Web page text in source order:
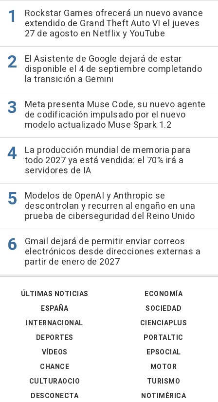
Rockstar Games ofrecerá un nuevo avance
extendido de Grand Theft Auto VI el jueves
27 de agosto en Netflix y YouTube
El Asistente de Google dejará de estar
disponible el 4 de septiembre completando
la transición a Gemini
Meta presenta Muse Code, su nuevo agente
de codificación impulsado por el nuevo
modelo actualizado Muse Spark 1.2
La producción mundial de memoria para
todo 2027 ya está vendida: el 70% irá a
servidores de IA
Modelos de OpenAI y Anthropic se
descontrolan y recurren al engaño en una
prueba de ciberseguridad del Reino Unido
Gmail dejará de permitir enviar correos
electrónicos desde direcciones externas a
partir de enero de 2027
ÚLTIMAS NOTICIAS
ESPAÑA
INTERNACIONAL
DEPORTES
VÍDEOS
ECONOMÍA
SOCIEDAD
CIENCIAPLUS
PORTALTIC
EPSOCIAL
CHANCE
CULTURAOCIO
DESCONECTA
MOTOR
TURISMO
NOTIMÉRICA